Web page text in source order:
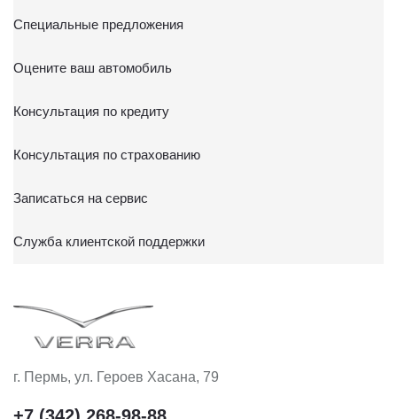
Специальные предложения
Оцените ваш автомобиль
Консультация по кредиту
Консультация по страхованию
Записаться на сервис
Служба клиентской поддержки
г. Пермь, ул. Героев Хасана, 79